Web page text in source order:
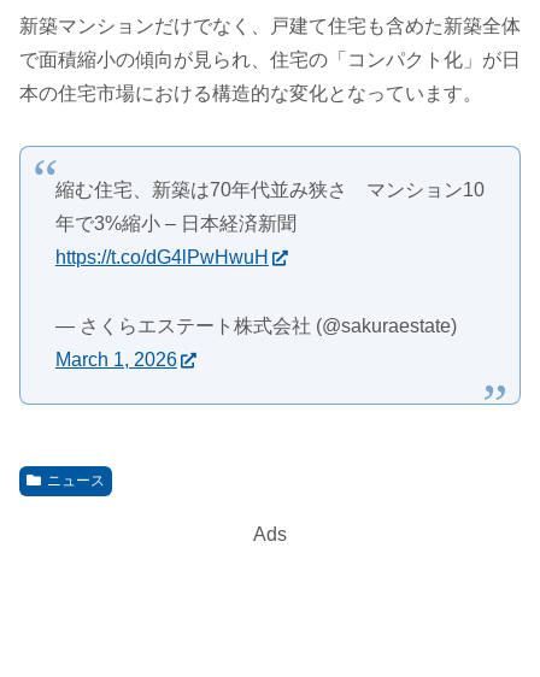
新築マンションだけでなく、戸建て住宅も含めた新築全体
で面積縮小の傾向が見られ、住宅の「コンパクト化」が日
本の住宅市場における構造的な変化となっています。
縮む住宅、新築は70年代並み狭さ マンション10
年で3%縮小 – 日本経済新聞
https://t.co/dG4lPwHwuH
— さくらエステート株式会社 (@sakuraestate)
March 1, 2026
ニュース
Ads